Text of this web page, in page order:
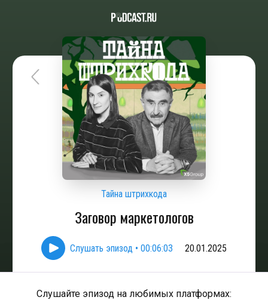
Тайна штрихкода
Заговор маркетологов
Слушать эпизод • 00:06:03 20.01.2025
Слушайте эпизод на любимых платформах: